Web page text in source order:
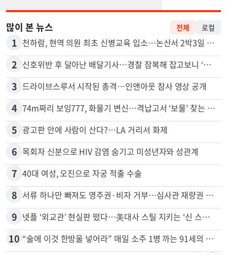
많이 본 뉴스
1 천하람, 현역 의원 최초 신병교육 입소…논산서 2박3일 생활
2 신호위반 후 달아난 배달기사…경찰 잠복해 잡고보니 ‘반전’
3 드라이브스루서 시작된 총격…인앤아웃 참사 영상 공개
4
5 광고판 안에 사람이 산다?…LA 거리서 화제
6 목회자 신분으로 HIV 감염 숨기고 미성년자와 성관계
7 40대 여성, 오진으로 자궁 적출 수술
8 서류 하나만 빠져도 영주권·비자 거부…심사관 재량권 대폭 확대
9 넷플 ‘외교관’ 현실판 떴다…美대사 스틸 지키는 ‘신 스틸러’